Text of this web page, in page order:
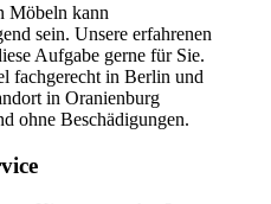
Möbeln kann
sein. Unsere erfahrenen
Aufgabe gerne für Sie.
fachgerecht in Berlin und
in Oranienburg
ohne Beschädigungen.